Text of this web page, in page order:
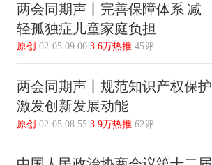
两会同期声丨完善保障体系 减
轻孤独症儿童家庭负担
原创 02-05 09:00 3.6万热推 45评
两会同期声丨规范知识产权保护
激发创新发展动能
原创 02-05 08:55 3.9万热推 62评